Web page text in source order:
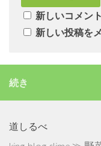
新しいコメン
新しい投稿を
続き
道しるべ